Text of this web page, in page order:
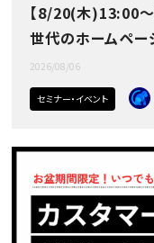
【8/20(木)13:00～
世代のホームペー
イトの作り方～
2026/08/06
セミナー・イベント